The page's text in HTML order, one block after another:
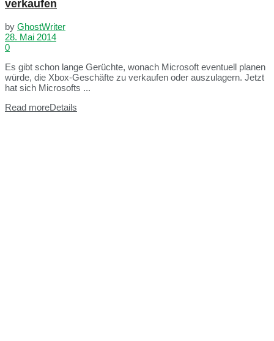
verkaufen
by GhostWriter
28. Mai 2014
0
Es gibt schon lange Gerüchte, wonach Microsoft eventuell planen
würde, die Xbox-Geschäfte zu verkaufen oder auszulagern. Jetzt
hat sich Microsofts ...
Read moreDetails